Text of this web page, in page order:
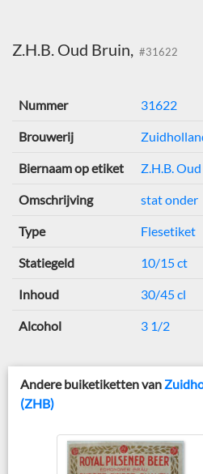
Z.H.B. Oud Bruin, #31622
Nummer
31622
Brouwerij
Biernaam op etiket Z.H.B.
Omschrijving stat onder
Type Flesetiket
Statiegeld 10/15 ct
Inhoud 30/45 cl
Alcohol 3 1/2
Andere buiketiketten van
(ZHB)